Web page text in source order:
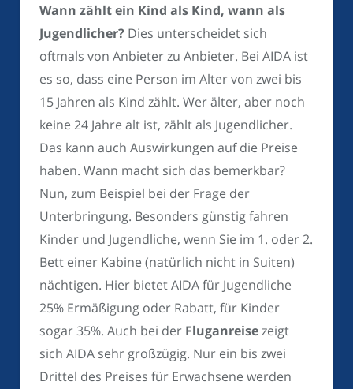
Wann zählt ein Kind als Kind, wann als
Jugendlicher? Dies unterscheidet sich
oftmals von Anbieter zu Anbieter. Bei AIDA ist
es so, dass eine Person im Alter von zwei bis
15 Jahren als Kind zählt. Wer älter, aber noch
keine 24 Jahre alt ist, zählt als Jugendlicher.
Das kann auch Auswirkungen auf die Preise
haben. Wann macht sich das bemerkbar?
Nun, zum Beispiel bei der Frage der
Unterbringung. Besonders günstig fahren
Kinder und Jugendliche, wenn Sie im 1. oder 2.
Bett einer Kabine (natürlich nicht in Suiten)
nächtigen. Hier bietet AIDA für Jugendliche
25% Ermäßigung oder Rabatt, für Kinder
sogar 35%. Auch bei der Fluganreisezeigt
sich AIDA sehr großzügig. Nur ein bis zwei
Drittel des Preises für Erwachsene werden